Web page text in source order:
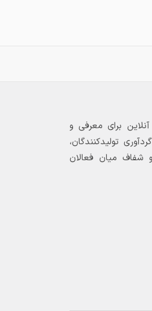
با هدف ارائه بستری آنلاین برای معرفی و
تولیدکنندگان،
شفاف میان فعالان